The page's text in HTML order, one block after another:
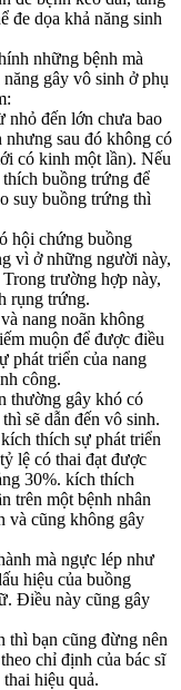
đe dọa khả năng sinh
những bệnh mà
gây vô sinh ở phụ
đến lớn chưa bao
sau đó không có
có kinh một lần). Nếu
buồng trứng để
suy buồng trứng thì
hội chứng buồng
vì ở những người này,
trường hợp này,
rụng trứng.
nang noãn không
muộn để được điều
phát triển của nang
công.
thường gây khó có
sẽ dẫn đến vô sinh.
thí‌ch sự phát triển
lệ có thai đạt được
30%. kíc‌h thí‌ch
trên một bệnh nhân
và cũng không gây
mà ngực lép như
hiệu của buồng
Điều này cũng gây
thì bạn cũng đừng nên
chỉ định của bác sĩ
hiệu quả.